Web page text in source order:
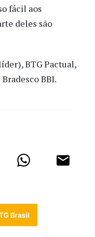
fácil aos
deles são
BTG Pactual,
BBI.
Brasil